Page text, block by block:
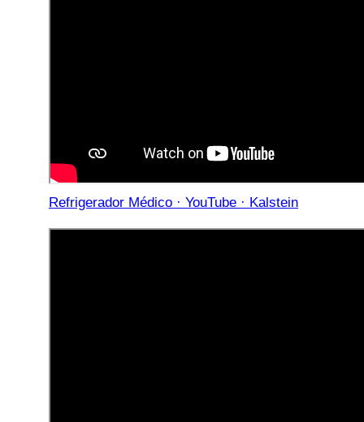
Refrigerador Médico · YouTube · Kalstein